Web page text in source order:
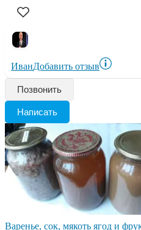
ИванДобавить отзыв
Позвонить
Написать
Варенье, сок, мякоть ягод и